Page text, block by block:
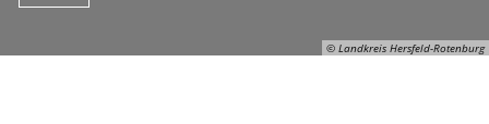
© Landkreis Hersfeld-Rotenburg